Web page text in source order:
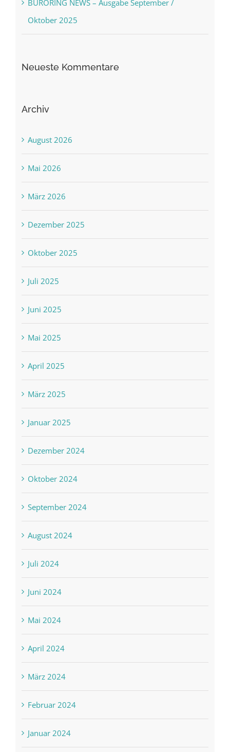
BÜRORING NEWS – Ausgabe September /
Oktober 2025
Neueste Kommentare
Archiv
August 2026
Mai 2026
März 2026
Dezember 2025
Oktober 2025
Juli 2025
Juni 2025
Mai 2025
April 2025
März 2025
Januar 2025
Dezember 2024
Oktober 2024
September 2024
August 2024
Juli 2024
Juni 2024
Mai 2024
April 2024
März 2024
Februar 2024
Januar 2024